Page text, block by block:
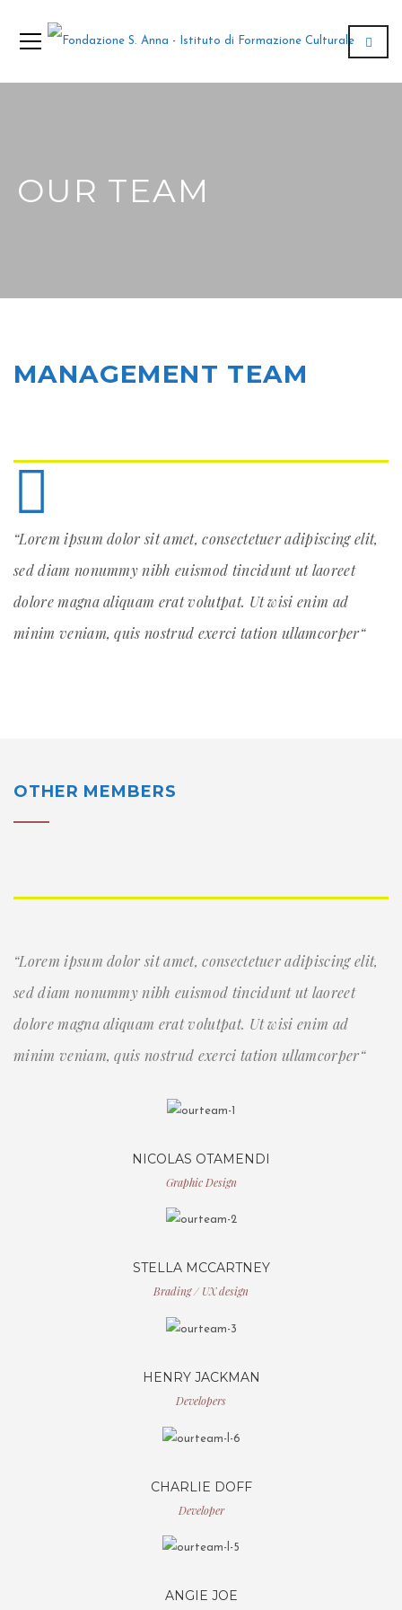
OUR TEAM
MANAGEMENT TEAM
“Lorem ipsum dolor sit amet, consectetuer adipiscing elit,
sed diam nonummy nibh euismod tincidunt ut laoreet
dolore magna aliquam erat volutpat. Ut wisi enim ad
minim veniam, quis nostrud exerci tation ullamcorper“
OTHER MEMBERS
“Lorem ipsum dolor sit amet, consectetuer adipiscing elit,
sed diam nonummy nibh euismod tincidunt ut laoreet
dolore magna aliquam erat volutpat. Ut wisi enim ad
minim veniam, quis nostrud exerci tation ullamcorper“
NICOLAS OTAMENDI
Graphic Design
STELLA MCCARTNEY
Brading / UX design
HENRY JACKMAN
Developers
CHARLIE DOFF
Developer
ANGIE JOE